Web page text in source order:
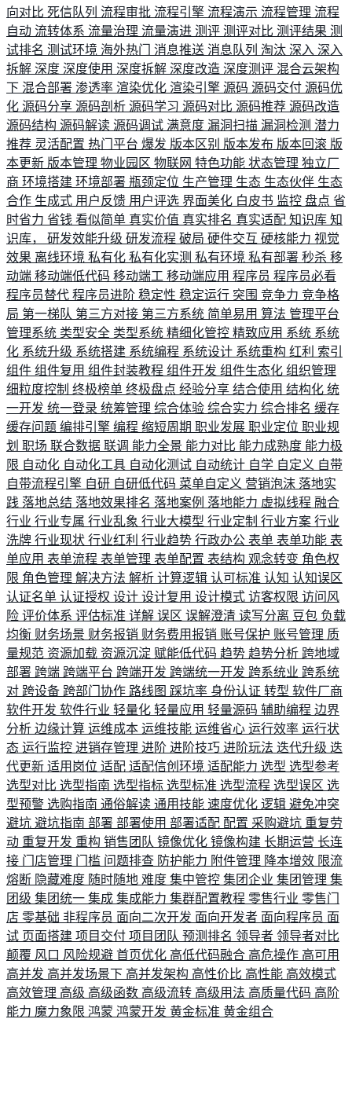
向对比 死信队列 流程审批 流程引擎 流程演示 流程管理 流程
自动 流转体系 流量治理 流量演进 测评 测评对比 测评结果 测
试排名 测试环境 海外热门 消息推送 消息队列 淘汰 深入 深入
拆解 深度 深度使用 深度拆解 深度改造 深度测评 混合云架构
下 混合部署 渗透率 渲染优化 渲染引擎 源码 源码交付 源码优
化 源码分享 源码剖析 源码学习 源码对比 源码推荐 源码改造
源码结构 源码解读 源码调试 满意度 漏洞扫描 漏洞检测 潜力
推荐 灵活配置 热门平台 爆发 版本区别 版本发布 版本回滚 版
本更新 版本管理 物业园区 物联网 特色功能 状态管理 独立厂
商 环境搭建 环境部署 瓶颈定位 生产管理 生态 生态伙伴 生态
合作 生成式 用户反馈 用户评选 界面美化 白皮书 监控 盘点 省
时省力 省钱 看似简单 真实价值 真实排名 真实适配 知识库 知
识库， 研发效能升级 研发流程 破局 硬件交互 硬核能力 视觉
效果 离线环境 私有化 私有化实测 私有环境 私有部署 秒杀 移
动端 移动端低代码 移动端工 移动端应用 程序员 程序员必看
程序员替代 程序员进阶 稳定性 稳定运行 突围 竞争力 竞争格
局 第一梯队 第三方对接 第三方系统 简单易用 算法 管理平台
管理系统 类型安全 类型系统 精细化管控 精致应用 系统 系统
化 系统升级 系统搭建 系统编程 系统设计 系统重构 红利 索引
组件 组件复用 组件封装教程 组件开发 组件生态化 组织管理
细粒度控制 终极榜单 终极盘点 经验分享 结合使用 结构化 统
一开发 统一登录 统筹管理 综合体验 综合实力 综合排名 缓存
缓存问题 编排引擎 编程 缩短周期 职业发展 职业定位 职业规
划 职场 联合数据 联调 能力全景 能力对比 能力成熟度 能力极
限 自动化 自动化工具 自动化测试 自动统计 自学 自定义 自带
自带流程引擎 自研 自研低代码 菜单自定义 营销泡沫 落地实
践 落地总结 落地效果排名 落地案例 落地能力 虚拟线程 融合
行业 行业专属 行业乱象 行业大模型 行业定制 行业方案 行业
洗牌 行业现状 行业红利 行业趋势 行政办公 表单 表单功能 表
单应用 表单流程 表单管理 表单配置 表结构 观念转变 角色权
限 角色管理 解决方法 解析 计算逻辑 认可标准 认知 认知误区
认证名单 认证授权 设计 设计复用 设计模式 访客权限 访问风
险 评价体系 评估标准 详解 误区 误解澄清 读写分离 豆包 负载
均衡 财务场景 财务报销 财务费用报销 账号保护 账号管理 质
量规范 资源加载 资源沉淀 赋能低代码 趋势 趋势分析 跨地域
部署 跨端 跨端平台 跨端开发 跨端统一开发 跨系统业 跨系统
对 跨设备 跨部门协作 路线图 踩坑率 身份认证 转型 软件厂商
软件开发 软件行业 轻量化 轻量应用 轻量源码 辅助编程 边界
分析 边缘计算 运维成本 运维技能 运维省心 运行效率 运行状
态 运行监控 进销存管理 进阶 进阶技巧 进阶玩法 迭代升级 迭
代更新 适用岗位 适配 适配信创环境 适配能力 选型 选型参考
选型对比 选型指南 选型指标 选型标准 选型流程 选型误区 选
型预警 选购指南 通俗解读 通用技能 速度优化 逻辑 避免冲突
避坑 避坑指南 部署 部署使用 部署适配 配置 采购避坑 重复劳
动 重复开发 重构 销售团队 镜像优化 镜像构建 长期运营 长连
接 门店管理 门槛 问题排查 防护能力 附件管理 降本增效 限流
熔断 隐藏难度 随时随地 难度 集中管控 集团企业 集团管理 集
团级 集团统一 集成 集成能力 集群配置教程 零售行业 零售门
店 零基础 非程序员 面向二次开发 面向开发者 面向程序员 面
试 页面搭建 项目交付 项目团队 预测排名 领导者 领导者对比
颠覆 风口 风险规避 首页优化 高低代码融合 高危操作 高可用
高并发 高并发场景下 高并发架构 高性价比 高性能 高效模式
高效管理 高级 高级函数 高级流转 高级用法 高质量代码 高阶
能力 魔力象限 鸿蒙 鸿蒙开发 黄金标准 黄金组合